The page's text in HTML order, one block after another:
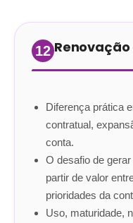
12 Renovação
Diferença prática
contratual,
conta.
O desafio de
partir de valor
prioridades da
Uso, maturidade,